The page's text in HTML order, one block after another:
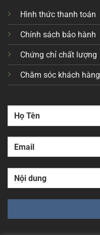
Hình thức thanh toán
Chính sách bảo hành
Chứng chỉ chất lượng
Chăm sóc khách hàng